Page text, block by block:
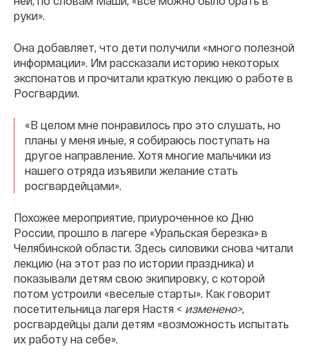
руки».
Она добавляет, что дети получили «много полезной
информации». Им рассказали историю некоторых
экспонатов и прочитали краткую лекцию о работе в
Росгвардии.
«В целом мне понравилось про это слушать, но
планы у меня иные, я собираюсь поступать на
другое направление. Хотя многие мальчики из
нашего отряда изъявили желание стать
росгвардейцами».
Похожее мероприятие, приуроченное ко Дню
России, прошло в лагере «Уральская березка» в
Челябинской области. Здесь силовики снова читали
лекцию (на этот раз по истории праздника) и
показывали детям свою экипировку, с которой
потом устроили «веселые старты». Как говорит
посетительница лагеря Настя < изменено>,
росгвардейцы дали детям «возможность испытать
их работу на себе».